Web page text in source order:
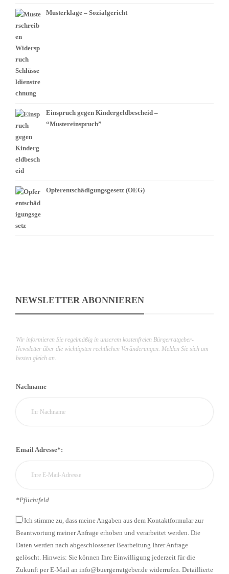
Musterklage – Sozialgericht
Einspruch gegen Kindergeldbescheid –
“Mustereinspruch”
Opferentschädigungsgesetz (OEG)
NEWSLETTER ABONNIEREN
Wir informieren Sie regelmäßig in unserem kostenfreien Bürgerratgeber-
Newsletter über die wichtigsten rechtlichen Veränderungen. Melden Sie sich am
besten gleich an.
Nachname
Email Adresse*:
*Pflichtfeld
Ich stimme zu, dass meine Angaben aus dem Kontaktformular zur
Beantwortung meiner Anfrage erhoben und verarbeitet werden. Die
Daten werden nach abgeschlossener Bearbeitung Ihrer Anfrage
gelöscht. Hinweis: Sie können Ihre Einwilligung jederzeit für die
Zukunft per E-Mail an info@buergerratgeber.de widerrufen. Detaillierte